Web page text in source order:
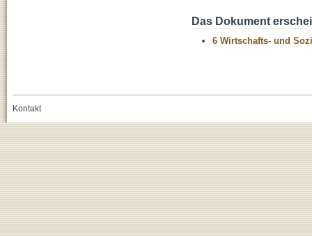
Das Dokument
6 Wirtschafts- und
Kontakt